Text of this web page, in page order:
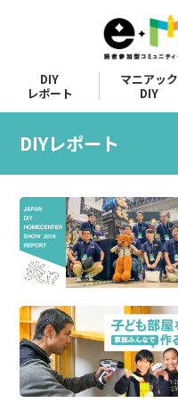
DIY
レポート
マニアック
DIY
DIYレポート